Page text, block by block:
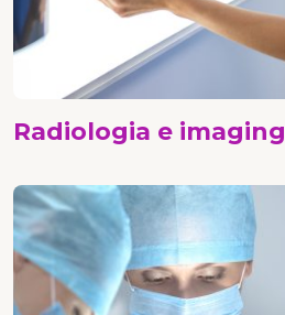
Radiologia e imaging
Chirurgia senologica